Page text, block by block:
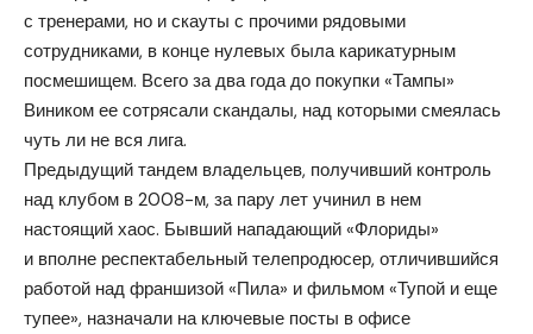
с тренерами, но и скауты с прочими рядовыми
сотрудниками, в конце нулевых была карикатурным
посмешищем. Всего за два года до покупки «Тампы»
Виником ее сотрясали скандалы, над которыми смеялась
чуть ли не вся лига.
Предыдущий тандем владельцев, получивший контроль
над клубом в 2008-м, за пару лет учинил в нем
настоящий хаос. Бывший нападающий «Флориды»
и вполне респектабельный телепродюсер, отличившийся
работой над франшизой «Пила» и фильмом «Тупой и еще
тупее», назначали на ключевые посты в офисе